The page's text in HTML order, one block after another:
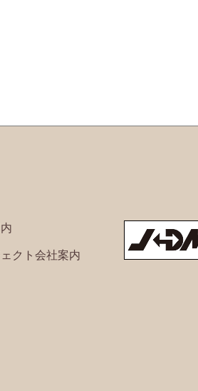
クト会社案内